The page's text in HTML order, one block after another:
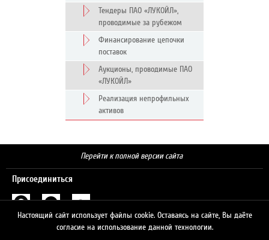
Тендеры ПАО «ЛУКОЙЛ»,
проводимые за рубежом
Финансирование цепочки
поставок
Аукционы, проводимые ПАО
«ЛУКОЙЛ»
Реализация непрофильных
активов
Перейти к полной версии сайта
Присоединиться
Настоящий сайт использует файлы cookie. Оставаясь на сайте, Вы даёте
согласие на использование данной технологии.